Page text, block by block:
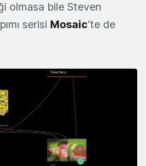
olmasa bile Steven
serisi Mosaic'te de